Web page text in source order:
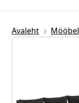
Avaleht Mööbel